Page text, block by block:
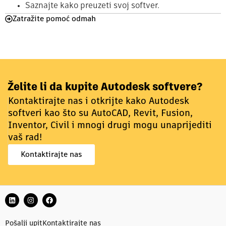
Saznajte kako preuzeti svoj softver.
Zatražite pomoć odmah
Želite li da kupite Autodesk softvere?
Kontaktirajte nas i otkrijte kako Autodesk
softveri kao što su AutoCAD, Revit, Fusion,
Inventor, Civil i mnogi drugi mogu unaprijediti
vaš rad!
Kontaktirajte nas
Pošalji upit Kontaktirajte nas